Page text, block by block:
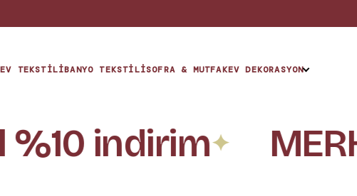
EV TEKSTILIBANYO TEKSTILISOFRA & MUTFAKEV DEKORASYON
The Hue
The Nest
indirim✦